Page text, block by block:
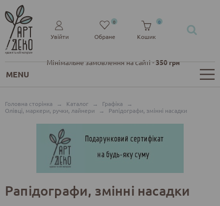
Мінімальне замовлення на сайті -350 грн
Увійти Обране
0
Кошик
0
MENU
Головна сторінка → Каталог → Графіка
→
Олівці, маркери, ручки, лайнери
→ Рапідографи, змінні насадки
Рапідографи, змінні насадки